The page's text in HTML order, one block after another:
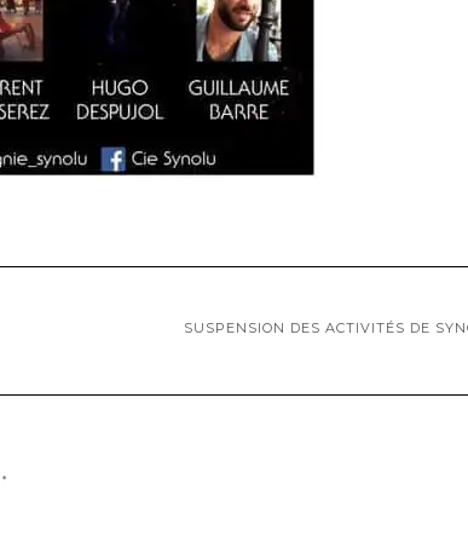
SUSPENSION DES ACTIVITÉS DE
*